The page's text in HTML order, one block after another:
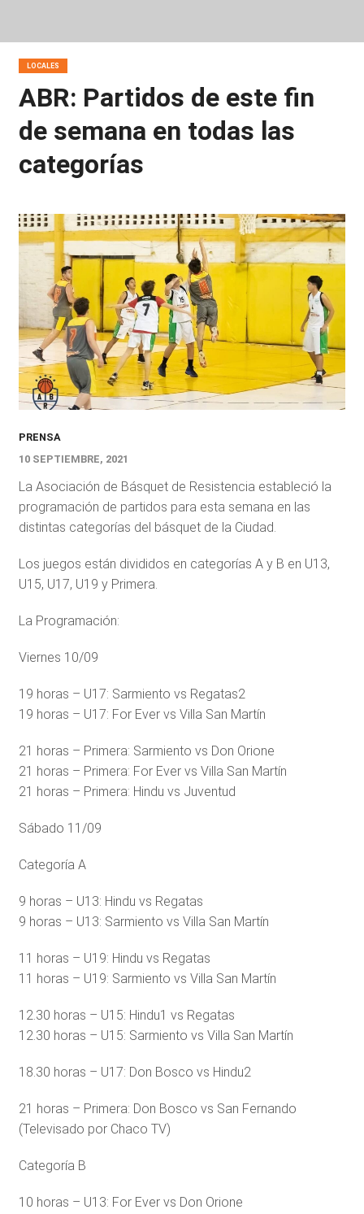
LOCALES
ABR: Partidos de este fin
de semana en todas las
categorías
PRENSA
10 SEPTIEMBRE, 2021
La Asociación de Básquet de Resistencia estableció la
programación de partidos para esta semana en las
distintas categorías del básquet de la Ciudad.
Los juegos están divididos en categorías A y B en U13,
U15, U17, U19 y Primera.
La Programación:
Viernes 10/09
19 horas – U17: Sarmiento vs Regatas2
19 horas – U17: For Ever vs Villa San Martín
21 horas – Primera: Sarmiento vs Don Orione
21 horas – Primera: For Ever vs Villa San Martín
21 horas – Primera: Hindu vs Juventud
Sábado 11/09
Categoría A
9 horas – U13: Hindu vs Regatas
9 horas – U13: Sarmiento vs Villa San Martín
11 horas – U19: Hindu vs Regatas
11 horas – U19: Sarmiento vs Villa San Martín
12.30 horas – U15: Hindu1 vs Regatas
12.30 horas – U15: Sarmiento vs Villa San Martín
18.30 horas – U17: Don Bosco vs Hindu2
21 horas – Primera: Don Bosco vs San Fernando
(Televisado por Chaco TV)
Categoría B
10 horas – U13: For Ever vs Don Orione